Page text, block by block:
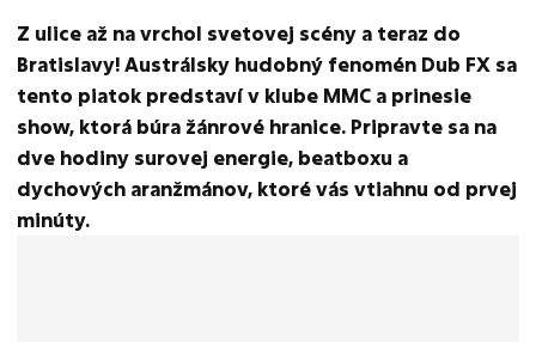
Z ulice až na vrchol svetovej scény a teraz do
Bratislavy! Austrálsky hudobný fenomén Dub FX sa
tento piatok predstaví v klube MMC a prinesie
show, ktorá búra žánrové hranice. Pripravte sa na
dve hodiny surovej energie, beatboxu a
dychových aranžmánov, ktoré vás vtiahnu od prvej
minúty.